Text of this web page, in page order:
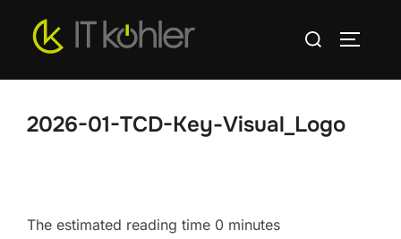
Inhalt
Suchen
2026-01-TCD-Key-Visual_Logo
The estimated reading time 0 minutes